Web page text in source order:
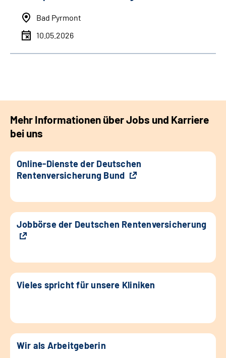
Bad Pyrmont
10.05.2026
Mehr Informationen über Jobs und Karriere
bei uns
Online-Dienste der Deutschen
Rentenversicherung Bund
Jobbörse der Deutschen Rentenversicherung
Vieles spricht für unsere Kliniken
Wir als Arbeitgeberin